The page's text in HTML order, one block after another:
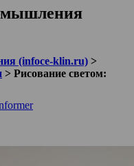
(infoce-klin.ru) >
> Рисование светом: